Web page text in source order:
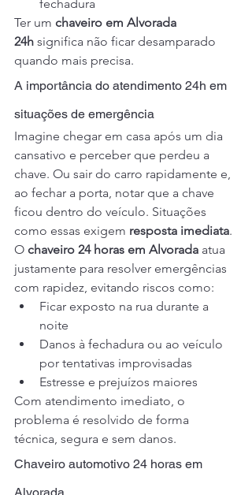
fechadura
Ter um chaveiro em Alvorada
24h significa não ficar desamparado
quando mais precisa.
A importância do atendimento 24h em
situações de emergência
Imagine chegar em casa após um dia
cansativo e perceber que perdeu a
chave. Ou sair do carro rapidamente e,
ao fechar a porta, notar que a chave
ficou dentro do veículo. Situações
como essas exigem resposta imediata.
O chaveiro 24 horas em Alvorada atua
justamente para resolver emergências
com rapidez, evitando riscos como:
Ficar exposto na rua durante a
noite
Danos à fechadura ou ao veículo
por tentativas improvisadas
Estresse e prejuízos maiores
Com atendimento imediato, o
problema é resolvido de forma
técnica, segura e sem danos.
Chaveiro automotivo 24 horas em